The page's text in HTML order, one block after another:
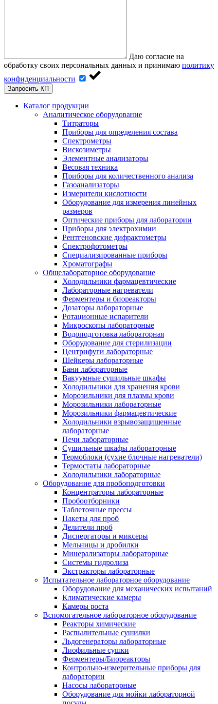
Даю согласие на
обработку своих персональных данных и принимаю политику
конфиденциальности
Запросить КП
Каталог продукции
Аналитическое оборудование
Титраторы
Приборы для определения состава
Спектрометры
Вискозиметры
Элементные анализаторы
Весовая техника
Приборы для количественного анализа
Газоанализаторы
Измерители кислотности
Оборудование для измерения линейных
размеров
Оптические приборы для лаборатории
Приборы для электрохимии
Рентгеновские дифрактометры
Спектрофотометры
Специализированные приборы
Хроматографы
Общелабораторное оборудование
Холодильники фармацевтические
Лабораторные нагреватели
Ферментеры и биореакторы
Дозаторы лабораторные
Ротационные испарители
Микроскопы лабораторные
Водоподготовка лабораторная
Оборудование для стерилизации
Центрифуги лабораторные
Шейкеры лабораторные
Бани лабораторные
Вакуумные сушильные шкафы
Холодильники для хранения крови
Морозильники для плазмы крови
Морозильники лабораторные
Морозильники фармацевтические
Холодильники взрывозащищенные
лабораторные
Печи лабораторные
Сушильные шкафы лабораторные
Термоблоки (сухие блочные нагреватели)
Термостаты лабораторные
Холодильники лабораторные
Оборудование для пробоподготовки
Концентраторы лабораторные
Пробоотборники
Таблеточные прессы
Пакеты для проб
Делители проб
Диспергаторы и миксеры
Мельницы и дробилки
Минерализаторы лабораторные
Системы гидролиза
Экстракторы лабораторные
Испытательное лабораторное оборудование
Оборудование для механических испытаний
Климатические камеры
Камеры роста
Вспомогательное лабораторное оборудование
Реакторы химические
Распылительные сушилки
Льдогенераторы лабораторные
Лиофильные сушки
Ферментеры/Биореакторы
Контрольно-измерительные приборы для
лаборатории
Насосы лабораторные
Оборудование для мойки лабораторной